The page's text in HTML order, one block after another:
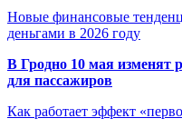
Новые финансовые
деньгами в 2026 году
В Гродно 10 мая изменят
для пассажиров
Как работает эффект